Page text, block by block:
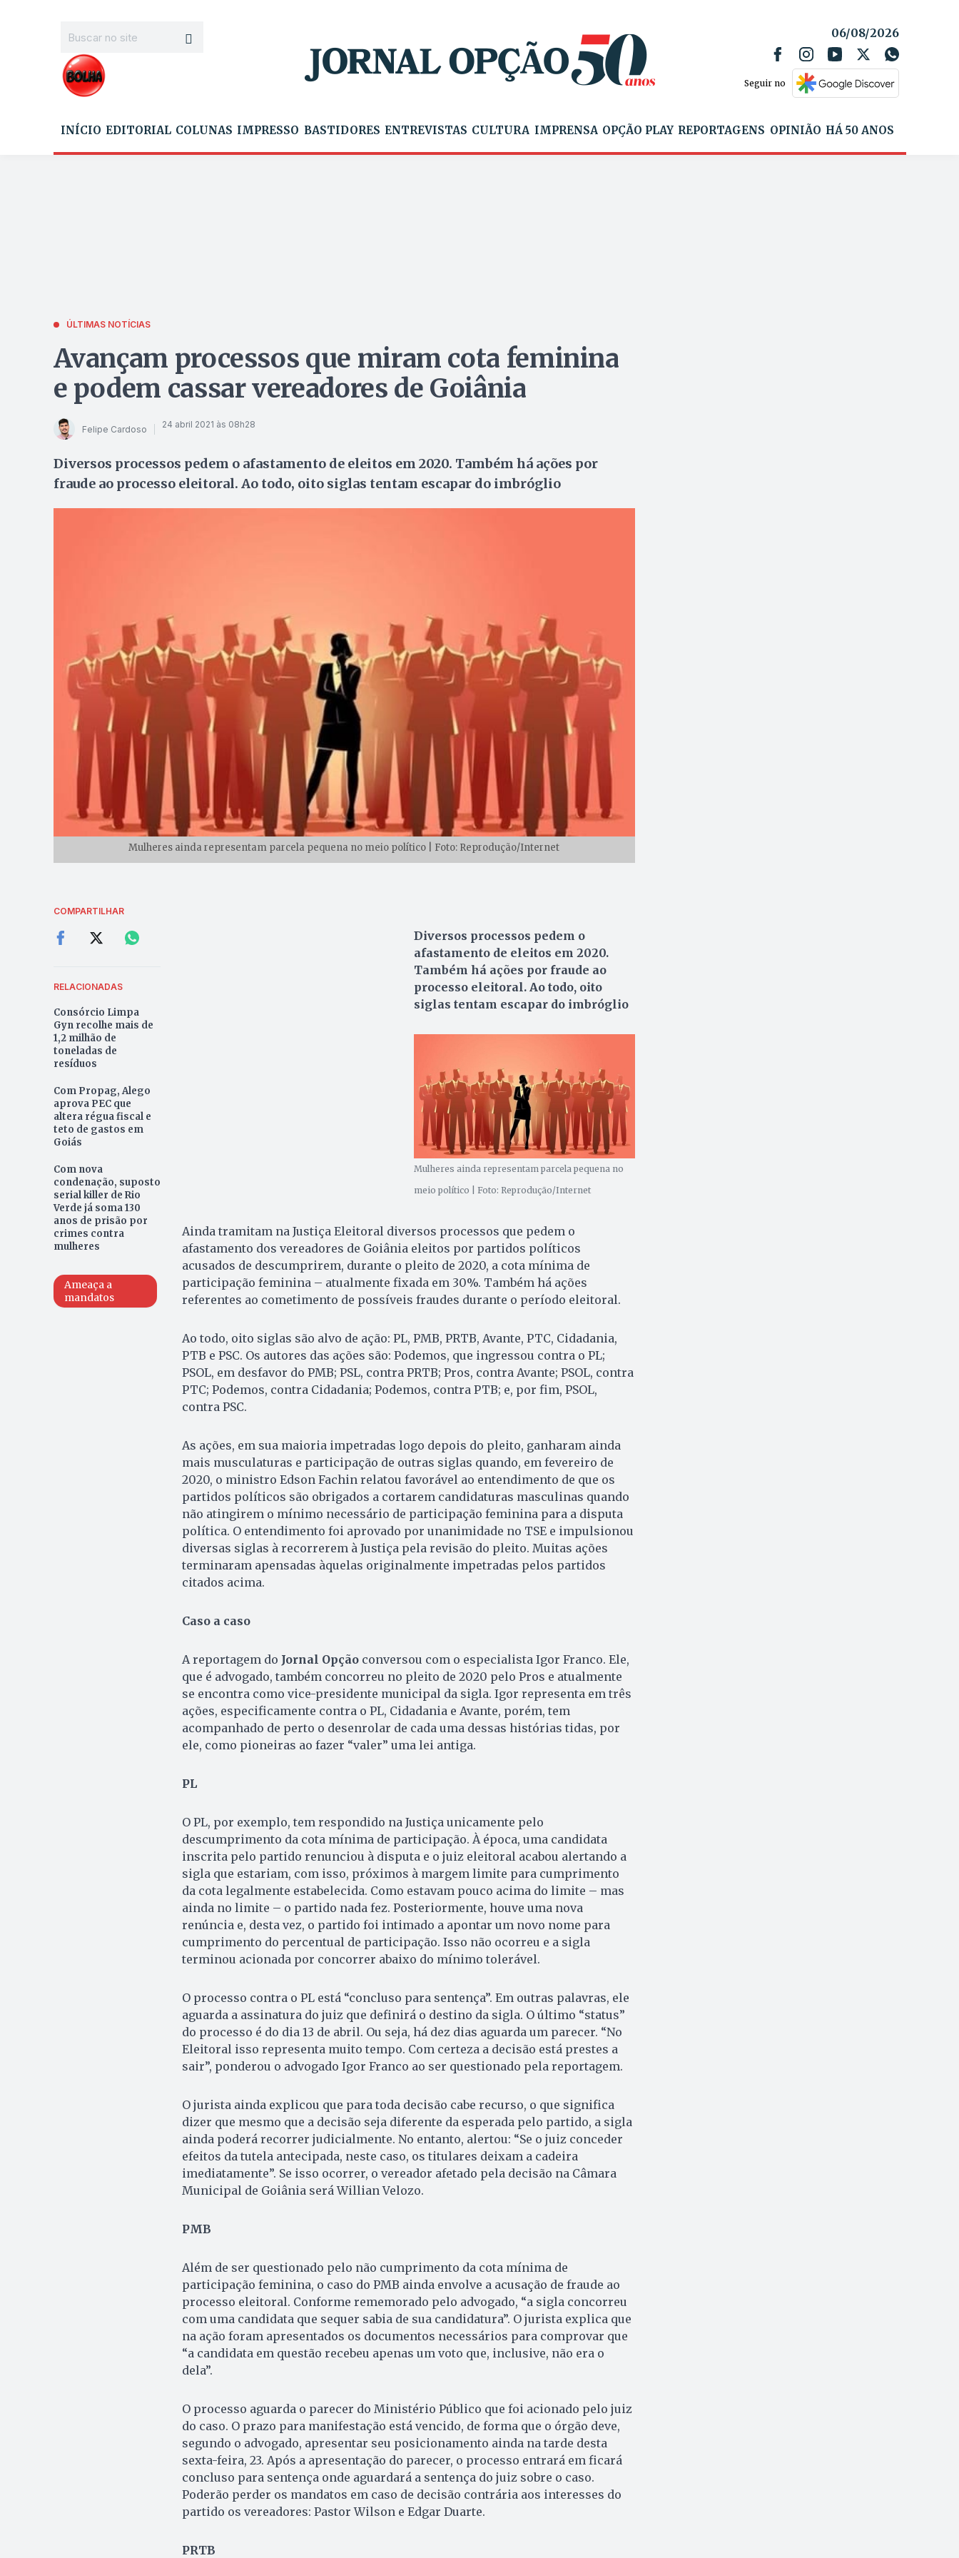
06/08/2026
Seguir no
INÍCIO EDITORIAL COLUNAS IMPRESSO BASTIDORES ENTREVISTAS CULTURA IMPRENSA OPÇÃO PLAY REPORTAGENS OPINIÃO HÁ 50 ANOS
ÚLTIMAS NOTÍCIAS
Avançam processos que miram cota feminina
e podem cassar vereadores de Goiânia
Felipe Cardoso 24 abril 2021 às 08h28
Diversos processos pedem o afastamento de eleitos em 2020. Também há ações por
fraude ao processo eleitoral. Ao todo, oito siglas tentam escapar do imbróglio
Mulheres ainda representam parcela pequena no meio político | Foto: Reprodução/Internet
COMPARTILHAR
RELACIONADAS
Consórcio Limpa
Gyn recolhe mais de
1,2 milhão de
toneladas de
resíduos
Com Propag, Alego
aprova PEC que
altera régua fiscal e
teto de gastos em
Goiás
Com nova
condenação, suposto
serial killer de Rio
Verde já soma 130
anos de prisão por
crimes contra
mulheres
Ameaça a
mandatos
Diversos processos pedem o
afastamento de eleitos em 2020.
Também há ações por fraude ao
processo eleitoral. Ao todo, oito
siglas tentam escapar do imbróglio
Mulheres ainda representam parcela pequena no
meio político | Foto: Reprodução/Internet
Ainda tramitam na Justiça Eleitoral diversos processos que pedem o
afastamento dos vereadores de Goiânia eleitos por partidos políticos
acusados de descumprirem, durante o pleito de 2020, a cota mínima de
participação feminina – atualmente fixada em 30%. Também há ações
referentes ao cometimento de possíveis fraudes durante o período eleitoral.
Ao todo, oito siglas são alvo de ação: PL, PMB, PRTB, Avante, PTC, Cidadania,
PTB e PSC. Os autores das ações são: Podemos, que ingressou contra o PL;
PSOL, em desfavor do PMB; PSL, contra PRTB; Pros, contra Avante; PSOL, contra
PTC; Podemos, contra Cidadania; Podemos, contra PTB; e, por fim, PSOL,
contra PSC.
As ações, em sua maioria impetradas logo depois do pleito, ganharam ainda
mais musculaturas e participação de outras siglas quando, em fevereiro de
2020, o ministro Edson Fachin relatou favorável ao entendimento de que os
partidos políticos são obrigados a cortarem candidaturas masculinas quando
não atingirem o mínimo necessário de participação feminina para a disputa
política. O entendimento foi aprovado por unanimidade no TSE e impulsionou
diversas siglas à recorrerem à Justiça pela revisão do pleito. Muitas ações
terminaram apensadas àquelas originalmente impetradas pelos partidos
citados acima.
Caso a caso
A reportagem do Jornal Opçãoconversou com o especialista Igor Franco. Ele,
que é advogado, também concorreu no pleito de 2020 pelo Pros e atualmente
se encontra como vice-presidente municipal da sigla. Igor representa em três
ações, especificamente contra o PL, Cidadania e Avante, porém, tem
acompanhado de perto o desenrolar de cada uma dessas histórias tidas, por
ele, como pioneiras ao fazer “valer” uma lei antiga.
PL
O PL, por exemplo, tem respondido na Justiça unicamente pelo
descumprimento da cota mínima de participação. À época, uma candidata
inscrita pelo partido renunciou à disputa e o juiz eleitoral acabou alertando a
sigla que estariam, com isso, próximos à margem limite para cumprimento
da cota legalmente estabelecida. Como estavam pouco acima do limite – mas
ainda no limite – o partido nada fez. Posteriormente, houve uma nova
renúncia e, desta vez, o partido foi intimado a apontar um novo nome para
cumprimento do percentual de participação. Isso não ocorreu e a sigla
terminou acionada por concorrer abaixo do mínimo tolerável.
O processo contra o PL está “concluso para sentença”. Em outras palavras, ele
aguarda a assinatura do juiz que definirá o destino da sigla. O último “status”
do processo é do dia 13 de abril. Ou seja, há dez dias aguarda um parecer. “No
Eleitoral isso representa muito tempo. Com certeza a decisão está prestes a
sair”, ponderou o advogado Igor Franco ao ser questionado pela reportagem.
O jurista ainda explicou que para toda decisão cabe recurso, o que significa
dizer que mesmo que a decisão seja diferente da esperada pelo partido, a sigla
ainda poderá recorrer judicialmente. No entanto, alertou: “Se o juiz conceder
efeitos da tutela antecipada, neste caso, os titulares deixam a cadeira
imediatamente”. Se isso ocorrer, o vereador afetado pela decisão na Câmara
Municipal de Goiânia será Willian Velozo.
PMB
Além de ser questionado pelo não cumprimento da cota mínima de
participação feminina, o caso do PMB ainda envolve a acusação de fraude ao
processo eleitoral. Conforme rememorado pelo advogado, “a sigla concorreu
com uma candidata que sequer sabia de sua candidatura”. O jurista explica que
na ação foram apresentados os documentos necessários para comprovar que
“a candidata em questão recebeu apenas um voto que, inclusive, não era o
dela”.
O processo aguarda o parecer do Ministério Público que foi acionado pelo juiz
do caso. O prazo para manifestação está vencido, de forma que o órgão deve,
segundo o advogado, apresentar seu posicionamento ainda na tarde desta
sexta-feira, 23. Após a apresentação do parecer, o processo entrará em ficará
concluso para sentença onde aguardará a sentença do juiz sobre o caso.
Poderão perder os mandatos em caso de decisão contrária aos interesses do
partido os vereadores: Pastor Wilson e Edgar Duarte.
PRTB